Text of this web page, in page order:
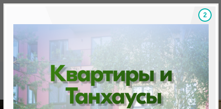
Скидки на новостройки, бонусы Готовые
1